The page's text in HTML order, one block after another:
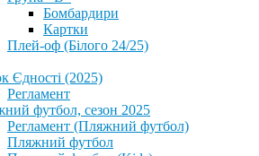
Бомбардири
Картки
Плей-оф (Білого 24/25)
Єдності (2025)
Регламент
футбол, сезон 2025
Регламент (Пляжний футбол)
Пляжний футбол